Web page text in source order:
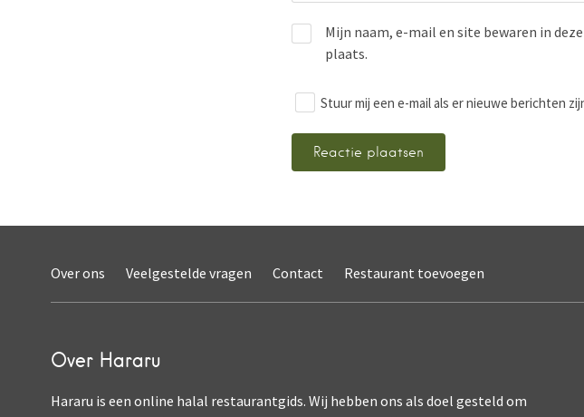
Mijn naam, e-mail en site bewaren in
plaats.
Stuur mij een e-mail als er nieuwe berichten
Over ons Veelgestelde vragen Contact Restaurant toevoegen
Over Hararu
Hararu is een online halal restaurantgids. Wij hebben ons als doel gesteld om